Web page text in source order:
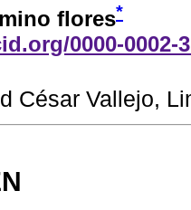
flores*
0000-0002-
César Vallejo,